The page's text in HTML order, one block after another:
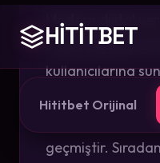
Modern dijital
temel yapıtaşı
kullanıcılarına
katmanları ve
altyapısıyla
geçmiştir.